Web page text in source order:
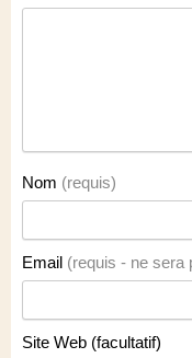
Nom (requis)
Email (requis - ne sera
Site Web (facultatif)